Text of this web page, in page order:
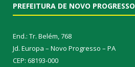
PREFEITURA DE NOVO PROGRESSO
End.: Tr. Belém, 768
Jd. Europa – Novo Progresso – PA
CEP: 68193-000